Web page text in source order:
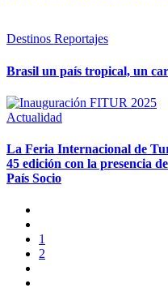
Destinos Reportajes
Brasil un país tropical, un
Actualidad
La Feria Internacional de
45 edición con la presencia
País Socio
1
2